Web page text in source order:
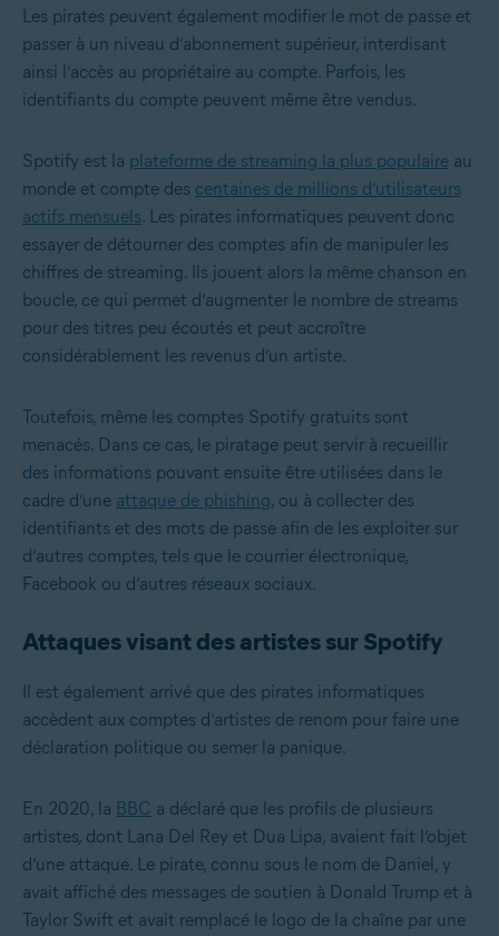
Les pirates peuvent également modifier le mot de passe et
passer à un niveau d’abonnement supérieur, interdisant
ainsi l’accès au propriétaire au compte. Parfois, les
identifiants du compte peuvent même être vendus.
Spotify est la plateforme de streaming la plus populaire au
monde et compte des centaines de millions d’utilisateurs
actifs mensuels. Les pirates informatiques peuvent donc
essayer de détourner des comptes afin de manipuler les
chiffres de streaming. Ils jouent alors la même chanson en
boucle, ce qui permet d’augmenter le nombre de streams
pour des titres peu écoutés et peut accroître
considérablement les revenus d’un artiste.
Toutefois, même les comptes Spotify gratuits sont
menacés. Dans ce cas, le piratage peut servir à recueillir
des informations pouvant ensuite être utilisées dans le
cadre d’une attaque de phishing, ou à collecter des
identifiants et des mots de passe afin de les exploiter sur
d’autres comptes, tels que le courrier électronique,
Facebook ou d’autres réseaux sociaux.
Attaques visant des artistes sur Spotify
Il est également arrivé que des pirates informatiques
accèdent aux comptes d’artistes de renom pour faire une
déclaration politique ou semer la panique.
En 2020, la BBC a déclaré que les profils de plusieurs
artistes, dont Lana Del Rey et Dua Lipa, avaient fait l’objet
d’une attaque. Le pirate, connu sous le nom de Daniel, y
avait affiché des messages de soutien à Donald Trump et à
Taylor Swift et avait remplacé le logo de la chaîne par une